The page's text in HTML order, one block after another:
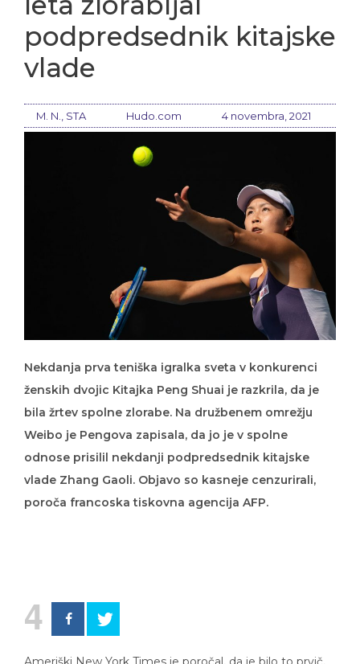
podpredsednik kitajske
vlade
M. N., STA Hudo.com 4 novembra, 2021
ženskih dvojic Kitajka Peng Shuai je razkrila, da je
bila žrtev spolne zlorabe. Na družbenem omrežju
Weibo je Pengova zapisala, da jo je v spolne
odnose prisilil nekdanji podpredsednik kitajske
vlade Zhang Gaoli. Objavo so kasneje cenzurirali,
poroča francoska tiskovna agencija AFP.
4